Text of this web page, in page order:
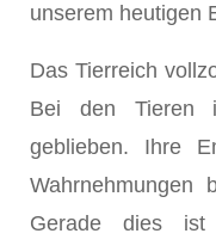
unserem heutigen
Das Tierreich
Bei den Tieren
geblieben. Ihre
Wahrnehmungen
Gerade dies ist